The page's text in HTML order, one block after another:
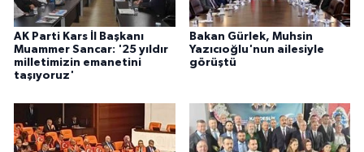
AK Parti Kars İl Başkanı
Muammer Sancar: '25 yıldır
milletimizin emanetini
taşıyoruz'
Bakan Gürlek, Muhsin
Yazıcıoğlu'nun ailesiyle
görüştü